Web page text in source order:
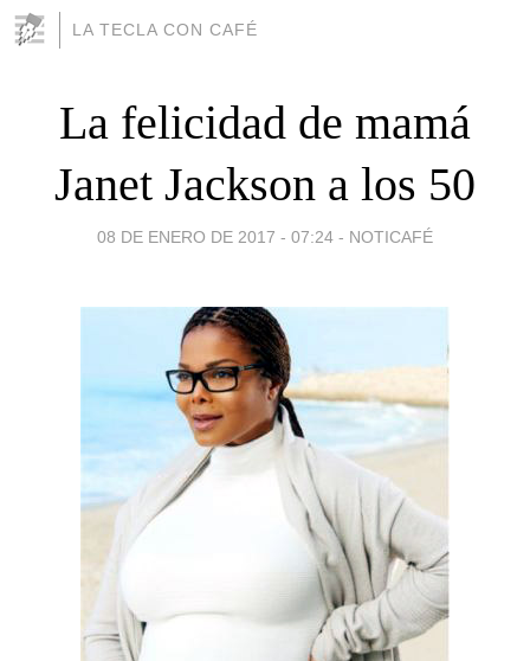
LA TECLA CON CAFÉ
La felicidad de mamá
Janet Jackson a los 50
08 DE ENERO DE 2017 - 07:24 - NOTICAFÉ